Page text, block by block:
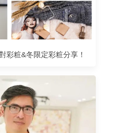
彩粧&冬限定彩粧分享！